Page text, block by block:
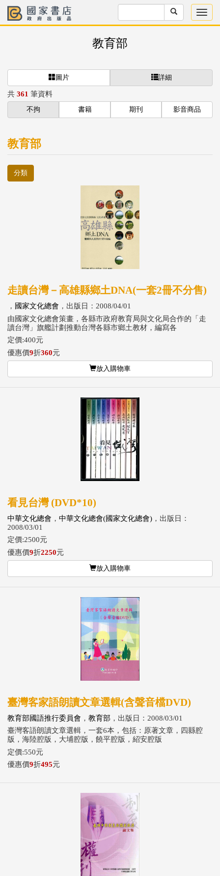
教育部
圖片 詳細
共 361 筆資料
不拘 書籍 期刊 影音商品
教育部
分類
走讀台灣－高雄縣鄉土DNA(一套2冊不分售)
， 國家文化總會 ，出版日：2008/04/01
由國家文化總會策畫，各縣市政府教育局與文化局合作的「走
讀台灣」旗艦計劃推動台灣各縣市鄉土教材，編寫各
定價:400元
優惠價9折360元
放入購物車
看見台灣 (DVD*10)
中華文化總會 ， 中華文化總會(國家文化總會) ，出版日：
2008/03/01
定價:2500元
優惠價9折2250元
放入購物車
臺灣客家語朗讀文章選輯(含聲音檔DVD)
教育部國語推行委員會 ， 教育部 ，出版日：2008/03/01
臺灣客語朗讀文章選輯，一套6本，包括：原著文章，四縣腔
版，海陸腔版，大埔腔版，饒平腔版，紹安腔版
定價:550元
優惠價9折495元